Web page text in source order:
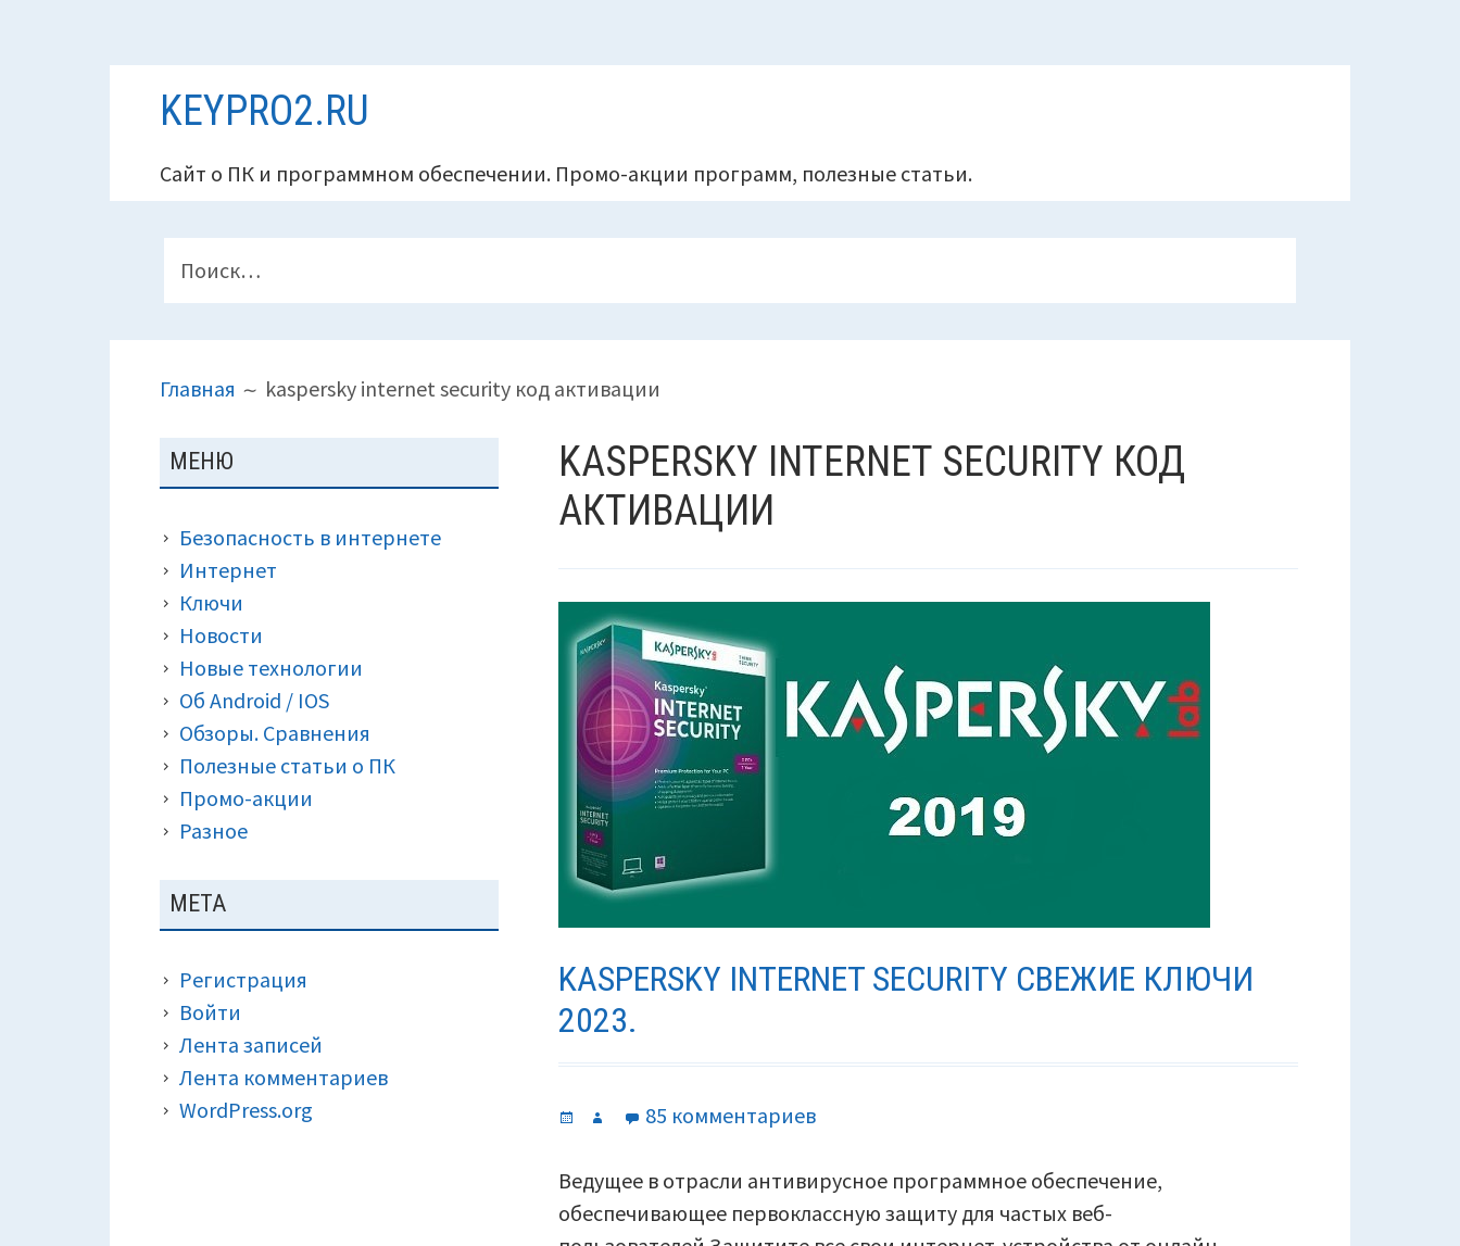
KEYPRO2.RU
Сайт о ПК и программном обеспечении. Промо-акции программ, полезные статьи.
ВЕРХНЕГО
КОЛОНТИТУЛА
САЙТЕ
(ХЛЕБНЫЕ
КРОШКИ)
Главная kaspersky internet security код активации
KASPERSKY INTERNET SECURITY КОД
АКТИВАЦИИ
KASPERSKY INTERNET SECURITY СВЕЖИЕ КЛЮЧИ
2023.
Опубликовано
Автор85 комментариевк
Kaspersky
Internet
Ведущее в отрасли антивирусное программное обеспечение,
обеспечивающее первоклассную защиту для частых веб-
ОСНОВНАЯ
ПАНЕЛЬ
МЕНЮ
Безопасность в интернете
Интернет
Ключи
Новости
Новые технологии
Об Android / IOS
Обзоры. Сравнения
Полезные статьи о ПК
Промо-акции
Разное
МЕТА
Регистрация
Войти
Лента записей
Лента комментариев
WordPress.org